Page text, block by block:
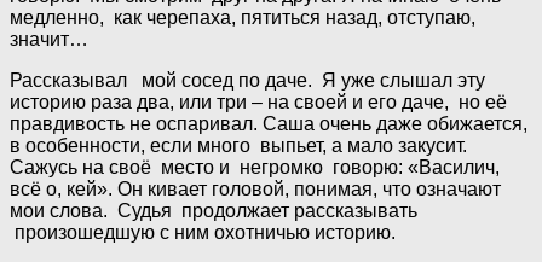
медленно, как черепаха, пятиться назад, отступаю,
значит…
Рассказывал мой сосед по даче. Я уже слышал эту
историю раза два, или три – на своей и его даче, но её
правдивость не оспаривал. Саша очень даже обижается,
в особенности, если много выпьет, а мало закусит.
Сажусь на своё место и негромко говорю: «Василич,
всё о, кей». Он кивает головой, понимая, что означают
мои слова. Судья продолжает рассказывать
произошедшую с ним охотничью историю.